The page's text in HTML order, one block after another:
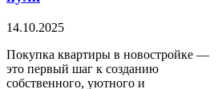
14.10.2025
Покупка квартиры в новостройке —
это первый шаг к созданию
собственного, уютного и